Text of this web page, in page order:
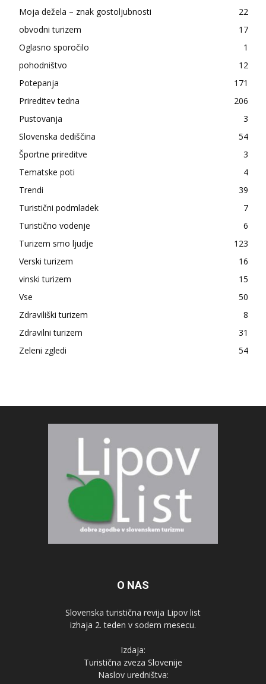
Moja dežela – znak gostoljubnosti
22
obvodni turizem
17
Oglasno sporočilo
1
pohodništvo
12
Potepanja
171
Prireditev tedna
206
Pustovanja
3
Slovenska dediščina
54
Športne prireditve
3
Tematske poti
4
Trendi
39
Turistični podmladek
7
Turistično vodenje
6
Turizem smo ljudje
123
Verski turizem
16
vinski turizem
15
Vse
50
Zdraviliški turizem
8
Zdravilni turizem
31
Zeleni zgledi
54
O NAS
Slovenska turistična revija Lipov list
izhaja 2. teden v sodem mesecu.
Izdaja:
Turistična zveza Slovenije
Naslov uredništva: